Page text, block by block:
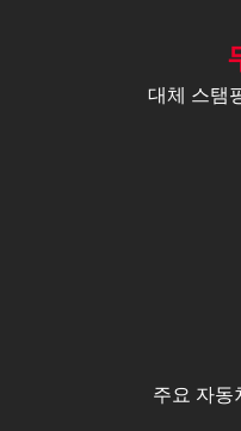
대체 스탬
주요 자동